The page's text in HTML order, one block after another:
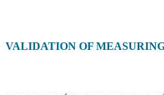
VALIDATION OF